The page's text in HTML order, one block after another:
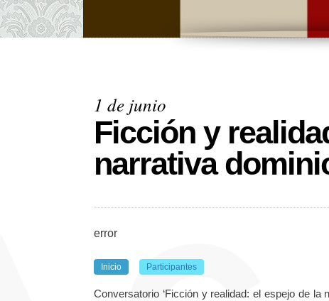
1 de junio
Ficción y
narrativa
error
Inicio Participantes
Conversatorio ‘Ficción y realidad: el espejo de la